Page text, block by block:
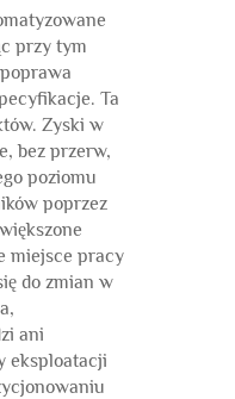
przy tym
Ta
Zyski w
bez przerw,
poziomu
poprzez
miejsce pracy
do zmian w
ani
eksploatacji